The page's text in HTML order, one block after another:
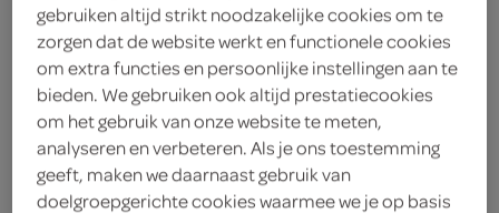
gebruiken altijd strikt noodzakelijke cookies om te
zorgen dat de website werkt en functionele cookies
om extra functies en persoonlijke instellingen aan te
bieden. We gebruiken ook altijd prestatiecookies
om het gebruik van onze website te meten,
analyseren en verbeteren. Als je ons toestemming
geeft, maken we daarnaast gebruik van
doelgroepgerichte cookies waarmee we je op basis